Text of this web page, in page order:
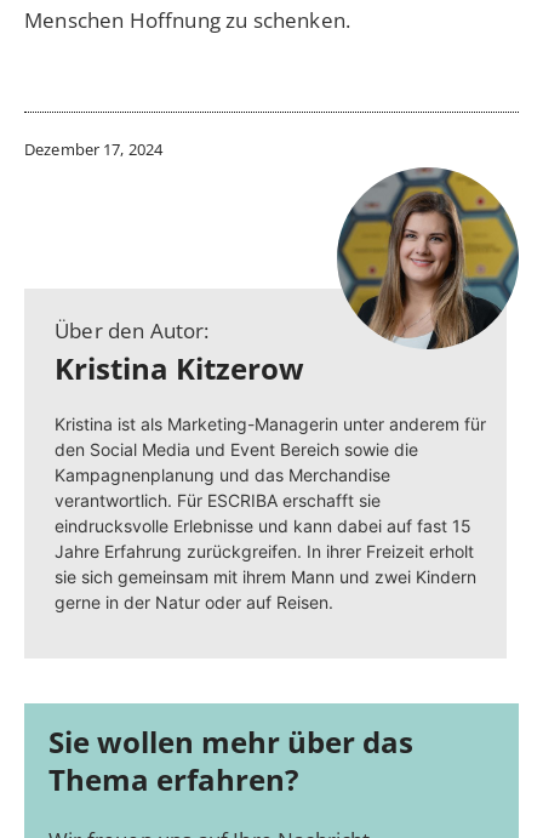
Menschen Hoffnung zu schenken.
Dezember 17, 2024
Über den Autor:
Kristina Kitzerow
Kristina ist als Marketing-Managerin unter anderem für
den Social Media und Event Bereich sowie die
Kampagnenplanung und das Merchandise
verantwortlich. Für ESCRIBA erschafft sie
eindrucksvolle Erlebnisse und kann dabei auf fast 15
Jahre Erfahrung zurückgreifen. In ihrer Freizeit erholt
sie sich gemeinsam mit ihrem Mann und zwei Kindern
gerne in der Natur oder auf Reisen.
Sie wollen mehr über das
Thema erfahren?